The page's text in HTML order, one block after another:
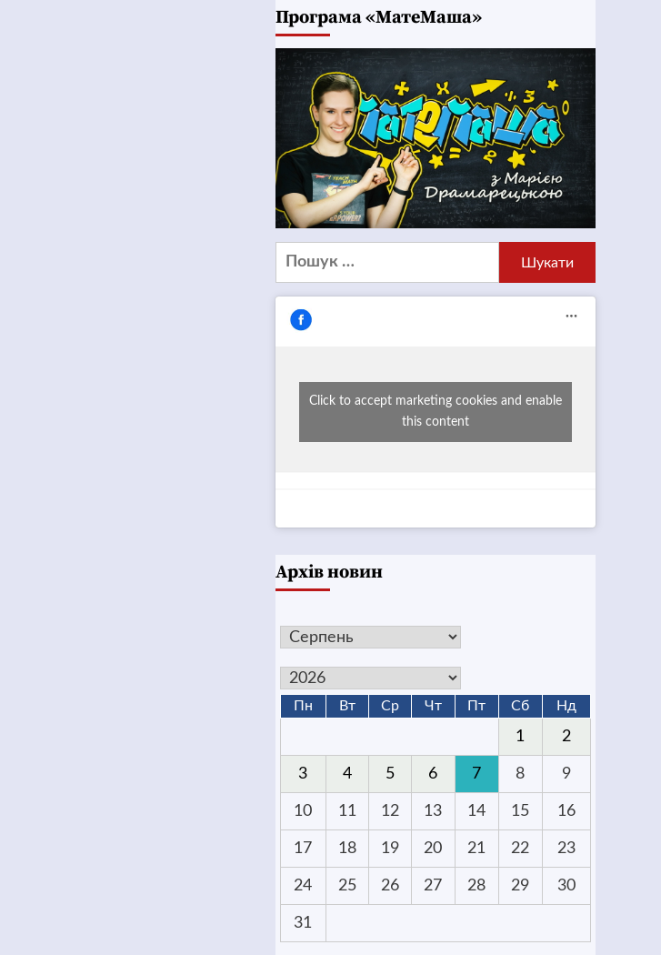
Програма «МатеМаша»
Пошук:
Click to accept marketing cookies and enable
this content
Архів новин
Пн Вт Ср Чт Пт Сб Нд
1 2
3 4 5 6 7 8 9
10 11 12 13 14 15 16
17 18 19 20 21 22 23
24 25 26 27 28 29 30
31